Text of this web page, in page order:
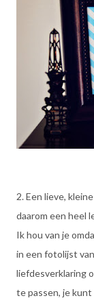
2. Een lieve,
daarom een heel
Ik hou van je
in een fotolijst
liefdesverklaring
te passen, je